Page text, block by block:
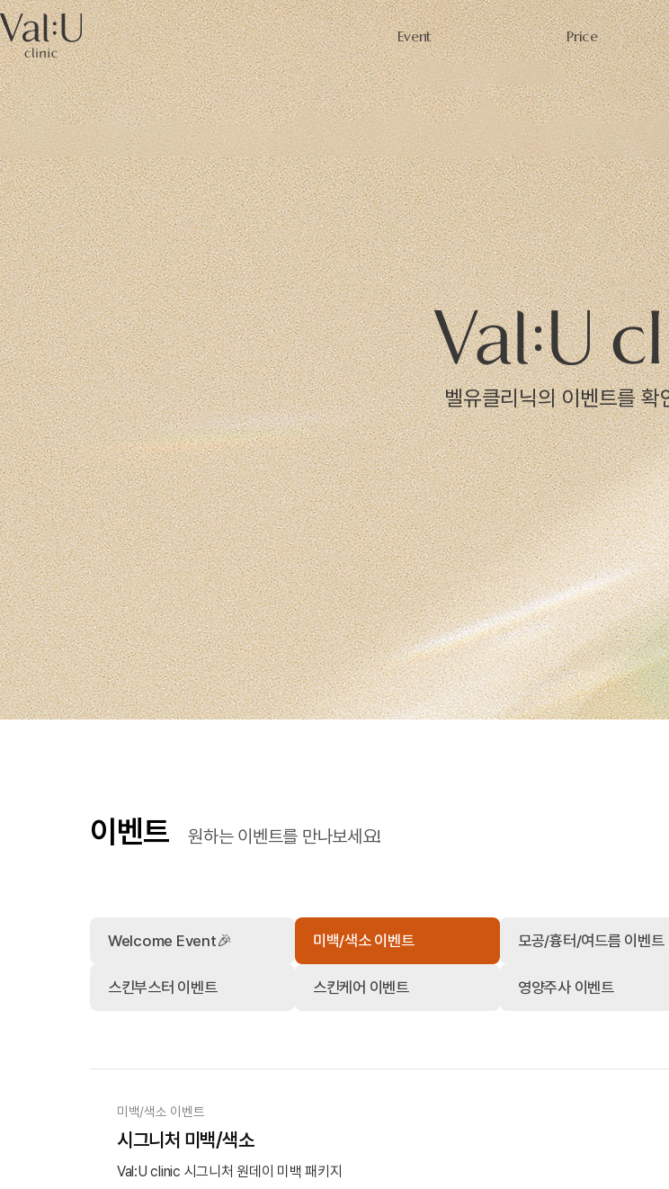
Event Price
벨유클리닉의 이벤트를 확
이벤트 원하는 이벤트를 만나보세요!
Welcome Event🎉 미백/색소 이벤트 모공/흉터/여드름 이벤트
스킨부스터 이벤트 스킨케어 이벤트 영양주사 이벤트
미백/색소 이벤트
시그니처 미백/색소
Val:U clinic 시그니처 원데이 미백 패키지